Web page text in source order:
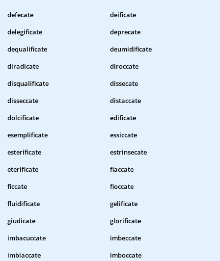
defecate
deificate
delegificate
deprecate
dequalificate
deumidificate
diradicate
diroccate
disqualificate
dissecate
disseccate
distaccate
dolcificate
edificate
esemplificate
essiccate
esterificate
estrinsecate
eterificate
fiaccate
ficcate
fioccate
fluidificate
gelificate
giudicate
glorificate
imbacuccate
imbeccate
imbiaccate
imboccate